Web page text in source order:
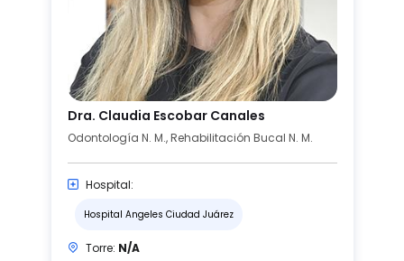
Dra. Claudia Escobar Canales
Odontología N. M., Rehabilitación Bucal N. M.
Hospital:
Hospital Angeles Ciudad Juárez
Torre: N/A